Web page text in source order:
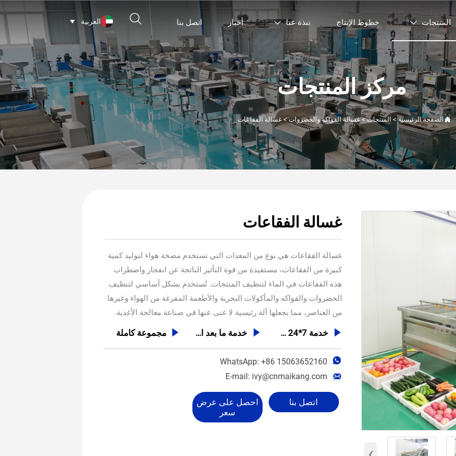
المنتجات  خطوط الإنتاج نبذة عنا  أخبار اتصل بنا  العربية 
مركز المنتجات
الصفحة الرئيسية> المنتجات>غسالة الفواكه والخضروات>غسالة الفقاعات
غسالة الفقاعات
غسالة الفقاعات هي نوع من المعدات التي تستخدم مضخة هواء لتوليد كمية
كبيرة من الفقاعات، مستفيدة من قوة التأثير الناتجة عن انفجار واضطراب
هذه الفقاعات في الماء لتنظيف المنتجات. تُستخدم بشكل أساسي لتنظيف
الخضروات والفواكه والمأكولات البحرية والأطعمة المفرغة من الهواء وغيرها
من العناصر، مما يجعلها آلة رئيسية لا غنى عنها في صناعة معالجة الأغذية.
 خدمة 7*24 ساعة  خدمة ما بعد البيع  مجموعة كاملة

WhatsApp: +86 15063652160

E-mail: ivy@cnmaikang.com
اتصل بنا
احصل على عرض
سعر